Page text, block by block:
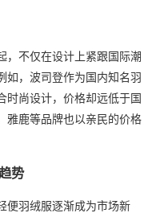
，不仅在设计上紧跟国际潮
如，波司登作为国内知名羽
时尚设计，价格却远低于国
雅鹿等品牌也以亲民的价格
势
便羽绒服逐渐成为市场新